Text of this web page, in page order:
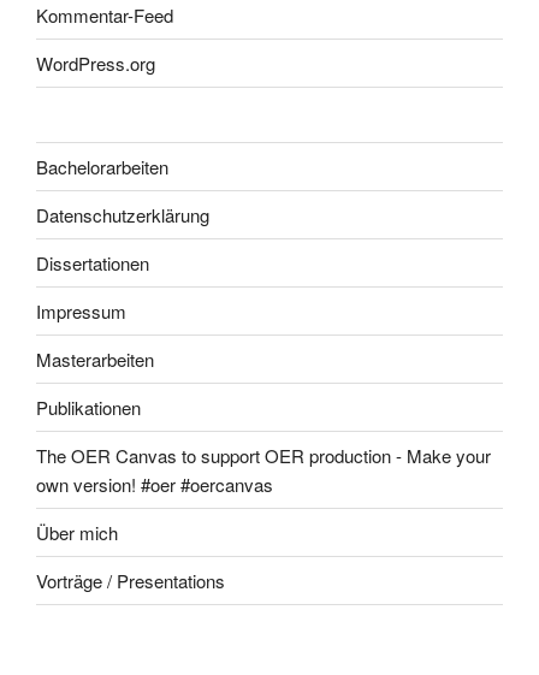
Kommentar-Feed
WordPress.org
Bachelorarbeiten
Datenschutzerklärung
Dissertationen
Impressum
Masterarbeiten
Publikationen
The OER Canvas to support OER production - Make your
own version! #oer #oercanvas
Über mich
Vorträge / Presentations